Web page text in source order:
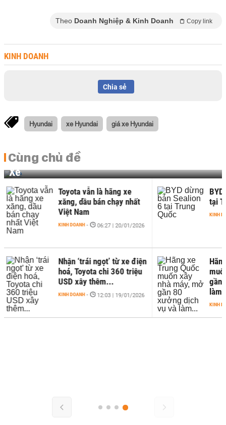
Theo Doanh Nghiệp & Kinh Doanh Copy link
KINH DOANH
Chia sẻ
Hyundai xe Hyundai giá xe Hyundai
Cùng chủ đề
Xe
Hãng xe Trung Quốc
muốn xây nhà máy, mở
gần 80 xưởng dịch vụ và
làm...
KINH DOANH - 13:26 | 27/03/2026
vẫn là hãng xe
dầu bán chạy nhất
- 06:27 | 20/01/2026
ngọt’ từ xe điện
chi 360 triệu
thêm...
- 12:03 | 19/01/2026
BYD dừng bán Sealion 6
tại Trung Quốc
KINH DOANH - 13:38 | 07/01/2026